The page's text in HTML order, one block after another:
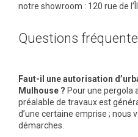
notre showroom : 120 rue de
Questions
Faut-il une autorisation
Mulhouse ? Pour une pergola
préalable de travaux est
d’une certaine emprise ; nous
démarches.